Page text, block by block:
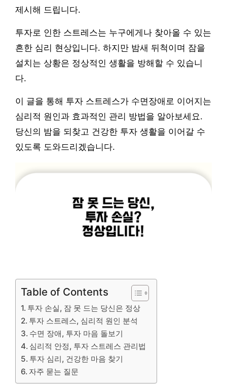
제시해 드립니다.
투자로 인한 스트레스는 누구에게나 찾아올 수 있는
흔한 심리 현상입니다. 하지만 밤새 뒤척이며 잠을
설치는 상황은 정상적인 생활을 방해할 수 있습니
다.
이 글을 통해 투자 스트레스가 수면장애로 이어지는
심리적 원인과 효과적인 관리 방법을 알아보세요.
당신의 밤을 되찾고 건강한 투자 생활을 이어갈 수
있도록 도와드리겠습니다.
Table of Contents
투자 손실, 잠 못 드는 당신은 정상
투자 스트레스, 심리적 원인 분석
수면 장애, 투자 마음 돌보기
심리적 안정, 투자 스트레스 관리법
투자 심리, 건강한 마음 찾기
자주 묻는 질문